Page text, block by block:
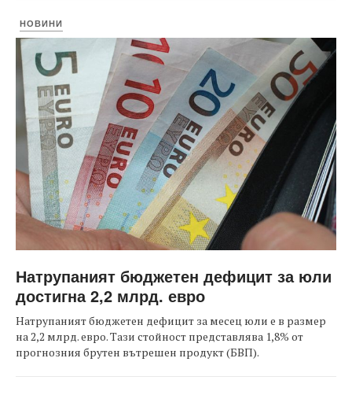
НОВИНИ
Натрупаният бюджетен дефицит за юли
достигна 2,2 млрд. евро
Натрупаният бюджетен дефицит за месец юли е в размер
на 2,2 млрд. евро. Тази стойност представлява 1,8% от
прогнозния брутен вътрешен продукт (БВП).